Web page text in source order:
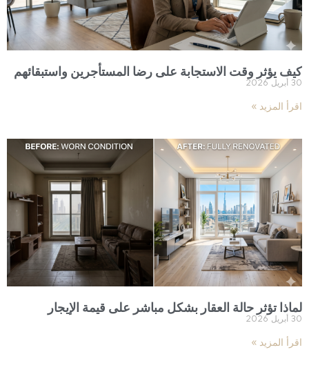
كيف يؤثر وقت الاستجابة على رضا المستأجرين واستبقائهم
30 أبريل 2026
اقرأ المزيد »
لماذا تؤثر حالة العقار بشكل مباشر على قيمة الإيجار
30 أبريل 2026
اقرأ المزيد »